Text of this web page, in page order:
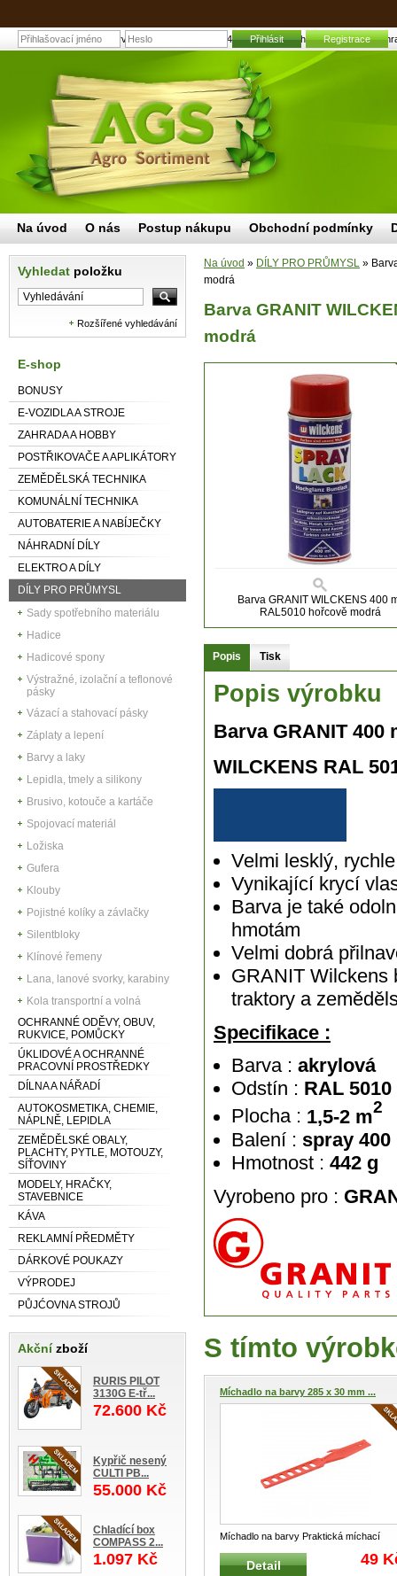
Barva GRANIT WILCKENS 400 ml RAL5010 hořcově modrá |
Přihlásit Registrace
Vyhledat položku
Rozšířené vyhledávání
E-shop
BONUSY
E-VOZIDLA A STROJE
ZAHRADA A HOBBY
POSTŘIKOVAČE A APLIKÁTORY
ZEMĚDĚLSKÁ TECHNIKA
KOMUNÁLNÍ TECHNIKA
AUTOBATERIE A NABÍJEČKY
NÁHRADNÍ DÍLY
ELEKTRO A DÍLY
DÍLY PRO PRŮMYSL
Sady spotřebního materiálu
Hadice
Hadicové spony
Výstražné, izolační a teflonové
pásky
Vázací a stahovací pásky
Záplaty a lepení
Barvy a laky
Lepidla, tmely a silikony
Brusivo, kotouče a kartáče
Spojovací materiál
Ložiska
Gufera
Klouby
Pojistné kolíky a závlačky
Silentbloky
Klínové řemeny
Lana, lanové svorky, karabiny
Kola transportní a volná
OCHRANNÉ ODĚVY, OBUV,
RUKVICE, POMŮCKY
ÚKLIDOVÉ A OCHRANNÉ
PRACOVNÍ PROSTŘEDKY
DÍLNA A NÁŘADÍ
AUTOKOSMETIKA, CHEMIE,
NÁPLNĚ, LEPIDLA
ZEMĚDĚLSKÉ OBALY,
PLACHTY, PYTLE, MOTOUZY,
SÍŤOVINY
MODELY, HRAČKY,
STAVEBNICE
KÁVA
REKLAMNÍ PŘEDMĚTY
DÁRKOVÉ POUKAZY
VÝPRODEJ
PŮJĆOVNA STROJŮ
Akčnízboží
RURIS PILOT
3130G E-tř...
72.600 Kč
Kypřič nesený
CULTI PB...
55.000 Kč
Chladící box
COMPASS 2...
1.097 Kč
Na úvod » DÍLY PRO PRŮMYSL »
modrá
Barva GRANIT
modrá
Barva GRANIT WILCKENS 400
RAL5010 hořcově modrá
Popis Tisk
Popis výrobku
Barva GRANIT 400
WILCKENS RAL
Velmi lesklý,
Vynikající krycí
Barva je také
hmotám
Velmi dobrá
GRANIT Wilckens
traktory a
Specifikace :
Barva :akrylová
Odstín : RAL
Plocha : 1,5-2 m2
Balení : spray 400
Hmotnost : 442 g
Vyrobeno pro :
S tímto
Míchadlo na barvy 285 x 30 mm ...
Míchadlo na barvy Praktická míchací
tyčinka na barvy a laky Spec
Detail 49
Na úvod O nás Postup nákupu Obchodní podmínky